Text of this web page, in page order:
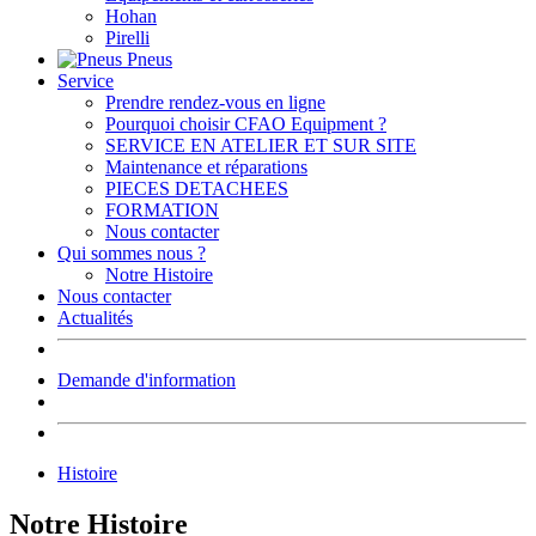
Hohan
Pirelli
Pneus
Service
Prendre rendez-vous en ligne
Pourquoi choisir CFAO Equipment ?
SERVICE EN ATELIER ET SUR SITE
Maintenance et réparations
PIECES DETACHEES
FORMATION
Nous contacter
Qui sommes nous ?
Notre Histoire
Nous contacter
Actualités
Demande d'information
Histoire
Notre Histoire